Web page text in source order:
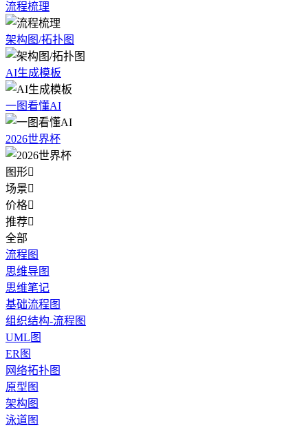
流程梳理
架构图/拓扑图
AI生成模板
一图看懂AI
2026世界杯
图形
场景
价格
推荐
全部
流程图
思维导图
思维笔记
基础流程图
组织结构-流程图
UML图
ER图
网络拓扑图
原型图
架构图
泳道图